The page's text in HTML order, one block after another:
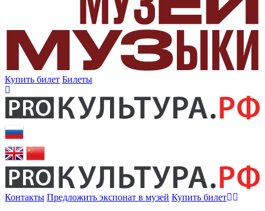
Купить билет Билеты
Контакты Предложить экспонат в музей Купить билет